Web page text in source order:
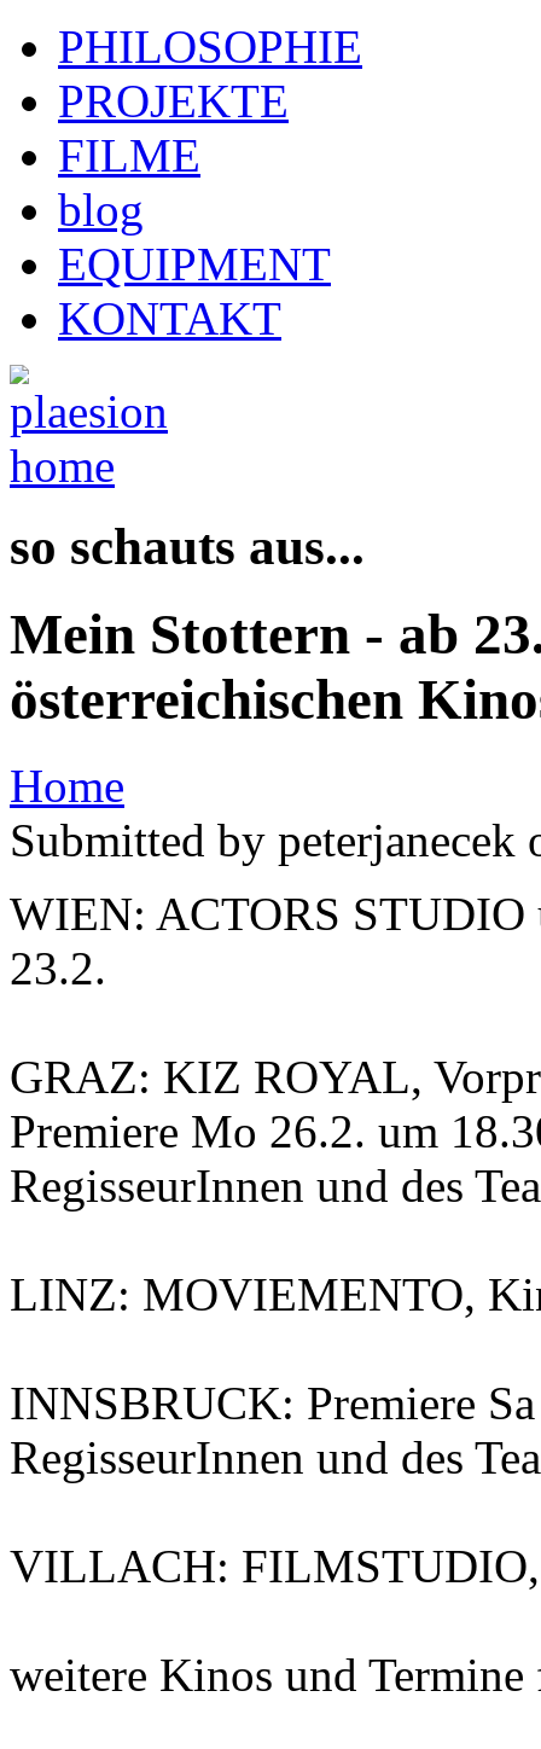
PHILOSOPHIE
PROJEKTE
FILME
blog
EQUIPMENT
KONTAKT
so schauts aus...
Mein Stottern - ab
österreichischen
Home
Submitted by
WIEN: ACTORS STUDIO
23.2.
GRAZ: KIZ ROYAL,
Premiere Mo 26.2. um
RegisseurInnen und des
LINZ: MOVIEMENTO,
INNSBRUCK: Premiere
RegisseurInnen und des
VILLACH: FILMSTUDIO,
weitere Kinos und Termine